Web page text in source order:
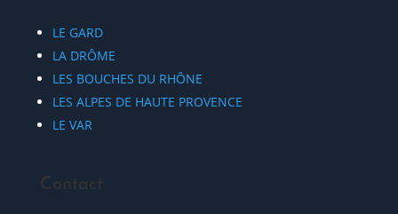
LE GARD
LA DRÔME
LES BOUCHES DU RHÔNE
LES ALPES DE HAUTE PROVENCE
LE VAR
Contact